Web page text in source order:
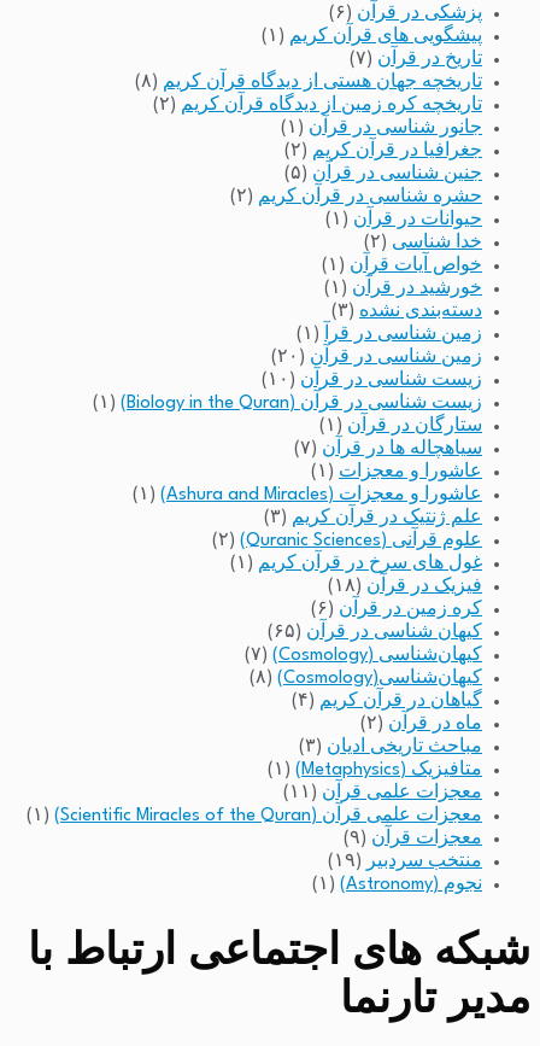
پزشکی در قرآن (۶)
پیشگویی های قرآن کریم (۱)
تاریخ در قرآن (۷)
تاریخچه جهان هستی از دیدگاه قرآن کریم (۸)
تاریخچه کره زمین از دیدگاه قرآن کریم (۲)
جانور شناسی در قرآن (۱)
جغرافیا در قرآن کریم (۲)
جنین شناسی در قرآن (۵)
حشره شناسی در قرآن کریم (۲)
حیوانات در قرآن (۱)
خدا شناسی (۲)
خواص آیات قرآن (۱)
خورشید در قرآن (۱)
دسته‌بندی نشده (۳)
زمین شناسی در قرآ
(۱)
زمین شناسی در قرآن (۲۰)
زیست شناسی در قرآن (۱۰)
زیست شناسی در قرآن (Biology in the Quran)
(۱)
ستارگان در قرآن (۱)
سیاهچاله ها در قرآن (۷)
عاشورا و معجزات (۱)
عاشورا و معجزات (Ashura and Miracles)
(۱)
علم ژنتیک در قرآن کریم (۳)
علوم قرآنی (Quranic Sciences)
(۲)
غول های سرخ در قرآن کریم (۱)
فیزیک در قرآن (۱۸)
کره زمین در قرآن (۶)
کیهان شناسی در قرآن (۶۵)
کیهان‌شناسی (Cosmology)
(۷)
کیهان‌شناسی(Cosmology)
(۸)
گیاهان در قرآن کریم (۴)
ماه در قرآن (۲)
مباحث تاریخی ادیان (۳)
متافیزیک (Metaphysics)
(۱)
معجزات علمی قرآن (۱۱)
معجزات علمی قرآن (Scientific Miracles of the Quran)
(۱)
معجزات قرآن (۹)
منتخب سردبیر
(۱۹)
نجوم (Astronomy)
(۱)
شبکه های اجتماعی ارتباط با
مدیر تارنما